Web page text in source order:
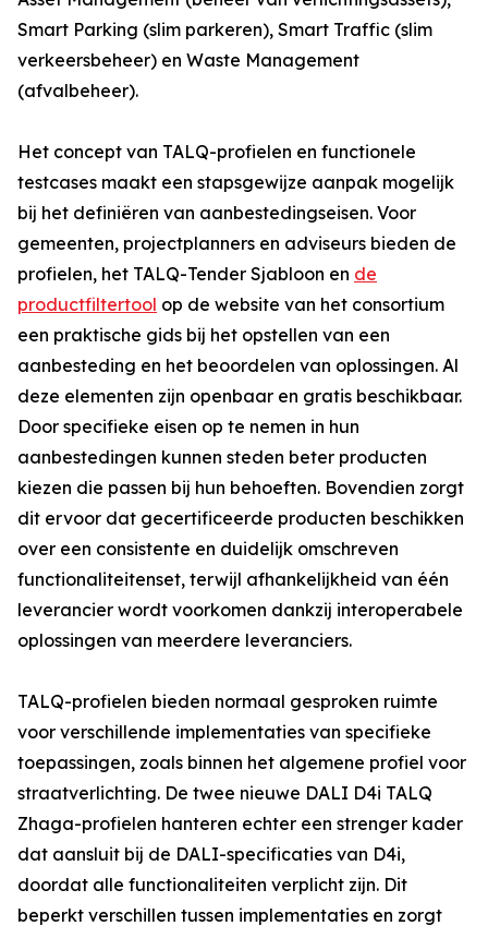
Smart Parking (slim parkeren), Smart Traffic (slim
verkeersbeheer) en Waste Management
(afvalbeheer).
Het concept van TALQ-profielen en functionele
testcases maakt een stapsgewijze aanpak mogelijk
bij het definiëren van aanbestedingseisen. Voor
gemeenten, projectplanners en adviseurs bieden de
profielen, het TALQ-Tender Sjabloon en de
productfiltertool op de website van het consortium
een praktische gids bij het opstellen van een
aanbesteding en het beoordelen van oplossingen. Al
deze elementen zijn openbaar en gratis beschikbaar.
Door specifieke eisen op te nemen in hun
aanbestedingen kunnen steden beter producten
kiezen die passen bij hun behoeften. Bovendien zorgt
dit ervoor dat gecertificeerde producten beschikken
over een consistente en duidelijk omschreven
functionaliteitenset, terwijl afhankelijkheid van één
leverancier wordt voorkomen dankzij interoperabele
oplossingen van meerdere leveranciers.
TALQ-profielen bieden normaal gesproken ruimte
voor verschillende implementaties van specifieke
toepassingen, zoals binnen het algemene profiel voor
straatverlichting. De twee nieuwe DALI D4i TALQ
Zhaga-profielen hanteren echter een strenger kader
dat aansluit bij de DALI-specificaties van D4i,
doordat alle functionaliteiten verplicht zijn. Dit
beperkt verschillen tussen implementaties en zorgt